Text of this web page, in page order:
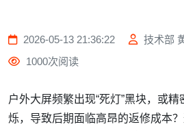
2026-05-13 21:36:22 技术部
1000次阅读
户外大屏频繁出现“死灯”黑块，或
烁，导致后期面临高昂的返修成本